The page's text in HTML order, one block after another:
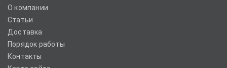
О компании
Статьи
Доставка
Порядок работы
Контакты